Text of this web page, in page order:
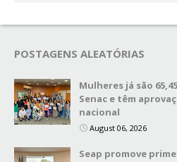
POSTAGENS ALEATÓRIAS
Mulheres já são
Senac e têm
nacional
August 06, 2026
Seap promove